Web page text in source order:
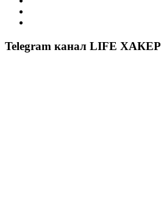
Telegram канал LIFE ХАКЕР